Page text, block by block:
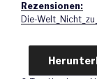
Rezensionen:
Die-